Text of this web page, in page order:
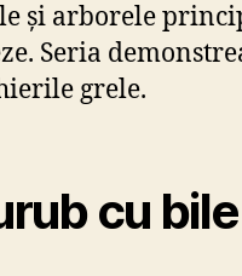
și arborele
Seria
grele.
cu bile